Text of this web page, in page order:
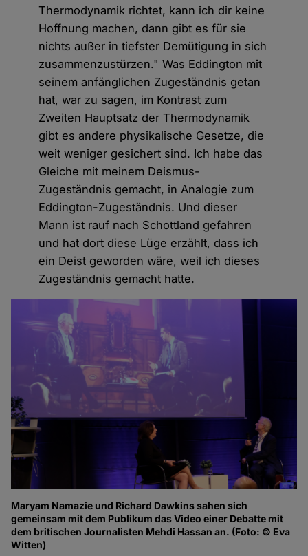
Thermodynamik richtet, kann ich dir keine
Hoffnung machen, dann gibt es für sie
nichts außer in tiefster Demütigung in sich
zusammenzustürzen." Was Eddington mit
seinem anfänglichen Zugeständnis getan
hat, war zu sagen, im Kontrast zum
Zweiten Hauptsatz der Thermodynamik
gibt es andere physikalische Gesetze, die
weit weniger gesichert sind. Ich habe das
Gleiche mit meinem Deismus-
Zugeständnis gemacht, in Analogie zum
Eddington-Zugeständnis. Und dieser
Mann ist rauf nach Schottland gefahren
und hat dort diese Lüge erzählt, dass ich
ein Deist geworden wäre, weil ich dieses
Zugeständnis gemacht hatte.
Maryam Namazie und Richard Dawkins sahen sich
gemeinsam mit dem Publikum das Video einer Debatte mit
dem britischen Journalisten Mehdi Hassan an. (Foto: © Eva
Witten)